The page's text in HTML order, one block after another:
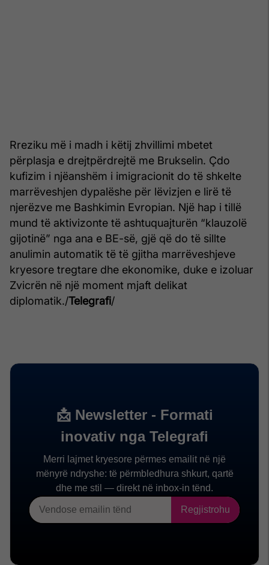
Rreziku më i madh i këtij zhvillimi mbetet
përplasja e drejtpërdrejtë me Brukselin. Çdo
kufizim i njëanshëm i imigracionit do të shkelte
marrëveshjen dypalëshe për lëvizjen e lirë të
njerëzve me Bashkimin Evropian. Një hap i tillë
mund të aktivizonte të ashtuquajturën “klauzolë
gijotinë” nga ana e BE-së, gjë që do të sillte
anulimin automatik të të gjitha marrëveshjeve
kryesore tregtare dhe ekonomike, duke e izoluar
Zvicrën në një moment mjaft delikat
diplomatik./Telegrafi/